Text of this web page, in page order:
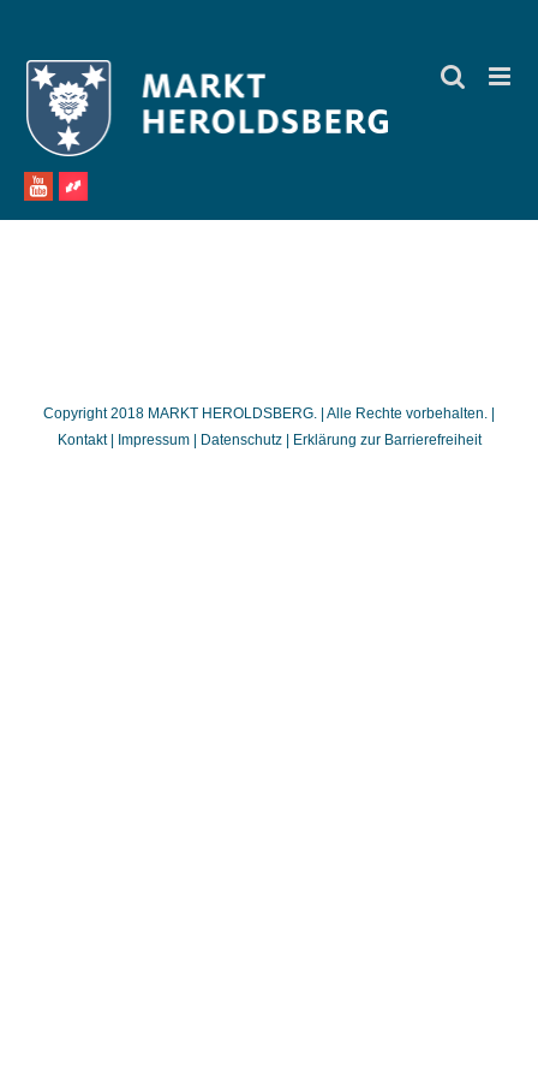
springen
Copyright 2018 MARKT HEROLDSBERG. | Alle Rechte vorbehalten. |
Kontakt
Impressum| Datenschutz| Erklärung zur Barrierefreiheit